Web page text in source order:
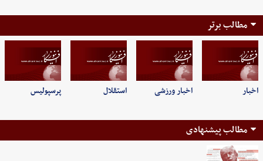
مطالب برتر
اخبار اخبار ورزشی استقلال پرسپولیس
مطالب پیشنهادی